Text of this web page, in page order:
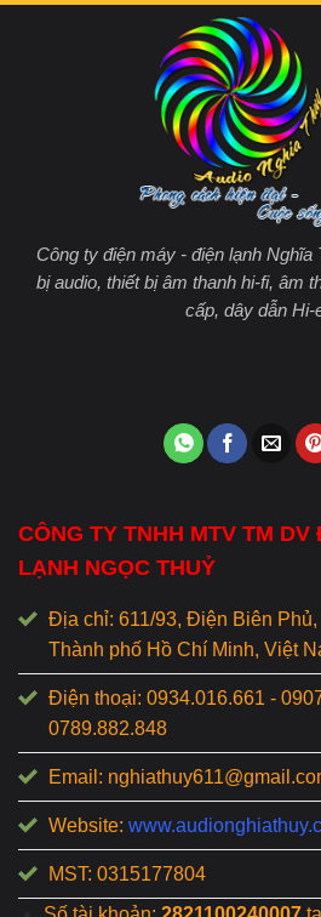
Công ty điện máy - điện lạnh
bị audio, thiết bị âm thanh hi-fi, âm
cấp, dây dẫn Hi-
CÔNG TY TNHH MTV TM
LẠNH NGỌC THUỶ
Địa chỉ: 611/93, Điện Biên
Thành phố Hồ Chí Minh, Việt
Điện thoại: 0934.016.661 -
0789.882.848
Email:
Website:
MST: 0315177804